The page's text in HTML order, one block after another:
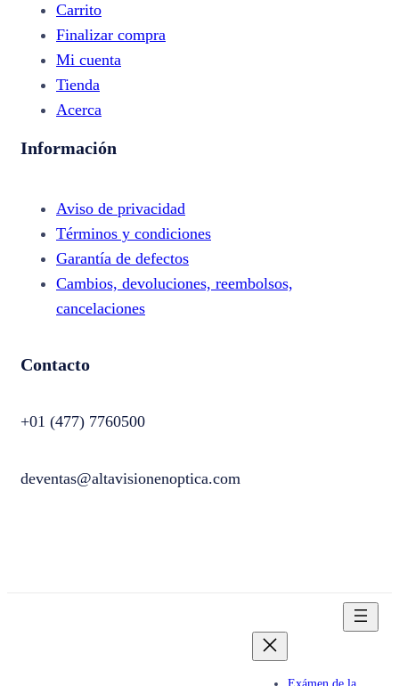
Carrito
Finalizar compra
Mi cuenta
Tienda
Acerca
Información
Aviso de privacidad
Términos y condiciones
Garantía de defectos
Cambios, devoluciones, reembolsos,
cancelaciones
Contacto
+01 (477) 7760500
deventas@altavisionenoptica.com